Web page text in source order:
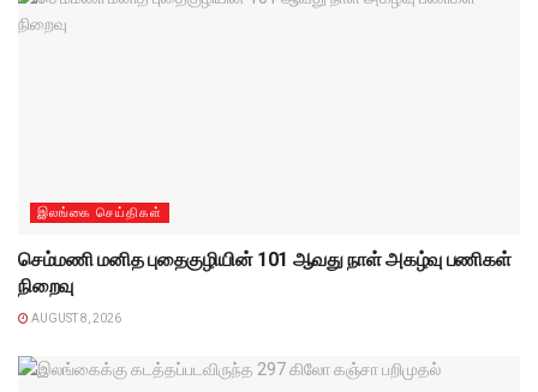
இலங்கை செய்திகள்
செம்மணி மனித புதைகுழியின் 101 ஆவது நாள் அகழ்வு பணிகள்
நிறைவு
AUGUST 8, 2026